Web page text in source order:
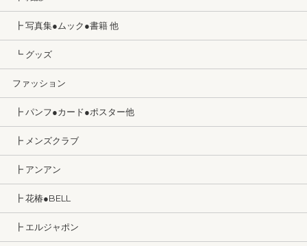
┣ 写真集●ムック●書籍 他
┗ グッズ
ファッション
┣ パンフ●カード●ポスター他
┣ メンズクラブ
┣ アンアン
┣ 花椿●BELL
┣ エルジャポン